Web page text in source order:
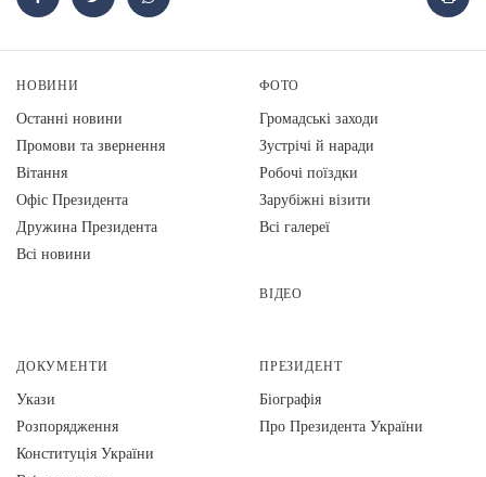
НОВИНИ
Останні новини
Промови та звернення
Вiтання
Офіс Президента
Дружина Президента
Всі новини
ФОТО
Громадські заходи
Зустрічі й наради
Робочі поїздки
Зарубіжні візити
Всі галереї
ВІДЕО
ДОКУМЕНТИ
Укази
Розпорядження
Конституція України
ПРЕЗИДЕНТ
Біографія
Про Президента України